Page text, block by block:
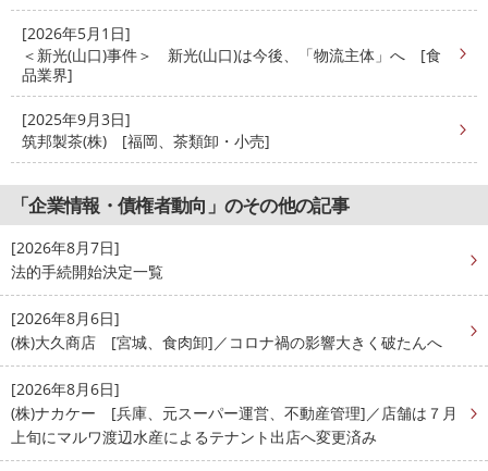
[2026年5月1日]
＜新光(山口)事件＞ 新光(山口)は今後、「物流主体」へ [食
品業界]
[2025年9月3日]
筑邦製茶(株) [福岡、茶類卸・小売]
「企業情報・債権者動向」のその他の記事
[2026年8月7日]
法的手続開始決定一覧
[2026年8月6日]
(株)大久商店 [宮城、食肉卸]／コロナ禍の影響大きく破たんへ
[2026年8月6日]
(株)ナカケー [兵庫、元スーパー運営、不動産管理]／店舗は７月
上旬にマルワ渡辺水産によるテナント出店へ変更済み